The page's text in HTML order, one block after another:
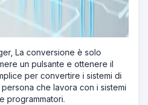
La conversione è solo
un pulsante e ottenere il
per convertire i sistemi di
che lavora con i sistemi
programmatori.